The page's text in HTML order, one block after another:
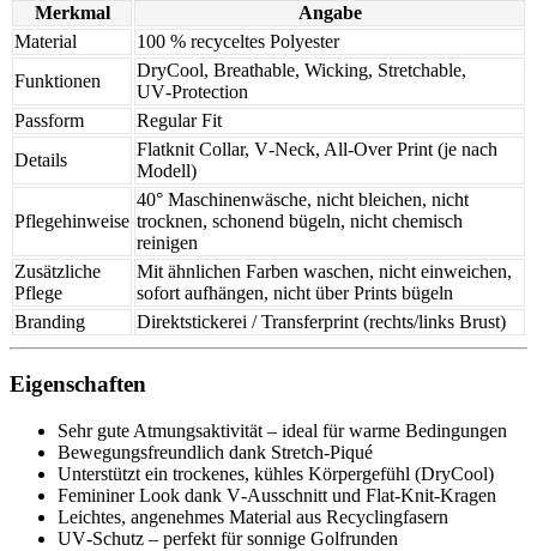
Merkmal
Angabe
Material
100 % recyceltes Polyester
Funktionen
DryCool, Breathable, Wicking, Stretchable,
UV‑Protection
Passform
Regular Fit
Details
Flatknit Collar, V‑Neck, All‑Over Print (je nach
Modell)
Pflegehinweise
40° Maschinenwäsche, nicht bleichen, nicht
trocknen, schonend bügeln, nicht chemisch
reinigen
Zusätzliche
Pflege
Mit ähnlichen Farben waschen, nicht einweichen,
sofort aufhängen, nicht über Prints bügeln
Branding
Direktstickerei / Transferprint (rechts/links Brust)
Eigenschaften
Sehr gute Atmungsaktivität – ideal für warme Bedingungen
Bewegungsfreundlich dank Stretch‑Piqué
Unterstützt ein trockenes, kühles Körpergefühl (DryCool)
Femininer Look dank V‑Ausschnitt und Flat‑Knit‑Kragen
Leichtes, angenehmes Material aus Recyclingfasern
UV‑Schutz – perfekt für sonnige Golfrunden